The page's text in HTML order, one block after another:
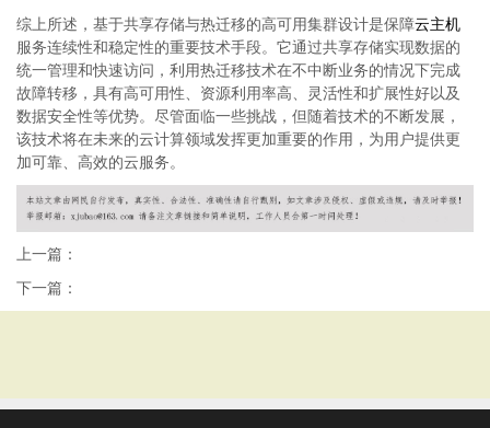
综上所述，基于共享存储与热迁移的高可用集群设计是保障云主机
服务连续性和稳定性的重要技术手段。它通过共享存储实现数据的
统一管理和快速访问，利用热迁移技术在不中断业务的情况下完成
故障转移，具有高可用性、资源利用率高、灵活性和扩展性好以及
数据安全性等优势。尽管面临一些挑战，但随着技术的不断发展，
该技术将在未来的云计算领域发挥更加重要的作用，为用户提供更
加可靠、高效的云服务。
上一篇：
下一篇：